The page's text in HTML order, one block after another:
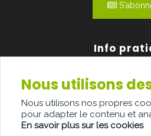
Info
Qui sommes-
Publicité
Contact
Nous utilisons
Nous utilisons nos propres
pour adapter le contenu et
En savoir plus sur les cookies